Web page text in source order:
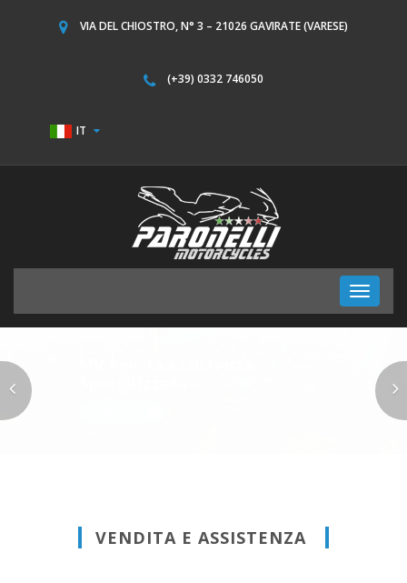
VIA DEL CHIOSTRO, N° 3 – 21026 GAVIRATE (VARESE)
(+39) 0332 746050
IT
Toggle
VENDITA E ASSISTENZA